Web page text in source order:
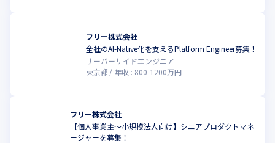
フリー株式会社
全社のAI-Native化を支えるPlatform Engineer募集！
サーバーサイドエンジニア
東京都
年収 : 800-1200万円
フリー株式会社
【個人事業主〜小規模法人向け】シニアプロダクトマネ
ージャーを募集！